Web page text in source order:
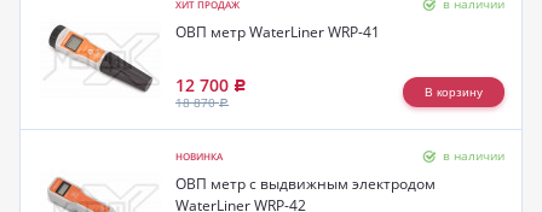
ХИТ ПРОДАЖ в наличии
ОВП метр WaterLiner WRP-41
12 700 Р
18 870Р
НОВИНКА в наличии
ОВП метр c выдвижным электродом
WaterLiner WRP-42